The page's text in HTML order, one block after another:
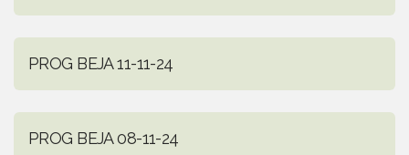
PROG BEJA 11-11-24
PROG BEJA 08-11-24